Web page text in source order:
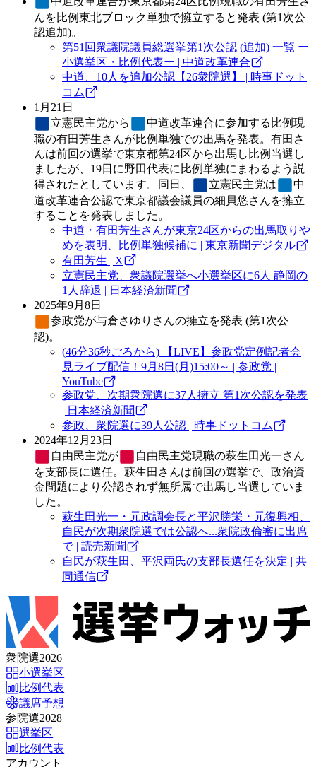
んを比例東北ブロック単独で擁立すると発表 (第1次公
認追加)。
第51回衆議院議員総選挙第1次公認 (追加) 一覧 ー
小選挙区・比例代表ー | 中道改革連合
中道、10人を追加公認【26衆院選】 | 時事ドット
コム
1月21日
立憲民主党から 中道改革連合に参加する比例現
職の有田芳生さんが比例単独での出馬を発表。有田さ
んは前回の選挙で東京都第24区から出馬し比例当選し
ましたが、19日に野田代表に比例単独にまわるよう説
得されたとしています。同日、
立憲民主党は
中
道改革連合公認で東京都議会議員の細貝悠さんを擁立
することを発表しました。
中道・有田芳生さんが東京24区からの出馬取りや
めを表明、比例単独候補に | 東京新聞デジタル
有田芳生 | X
立憲民主党、衆議院選挙へ小選挙区に6人 静岡の
1人辞退 | 日本経済新聞
2025年9月8日
参政党が与倉さゆりさんの擁立を発表 (第1次公
認)。
(46分36秒ごろから) 【LIVE】参政党定例記者会
見ライブ配信！9月8日(月)15:00～ | 参政党 |
YouTube
参政党、次期衆院選に37人擁立 第1次公認を発表
| 日本経済新聞
参政、衆院選に39人公認 | 時事ドットコム
2024年12月23日
自由民主党が 自由民主党現職の萩生田光一さん
を支部長に選任。萩生田さんは前回の選挙で、政治資
金問題により公認されず無所属で出馬し当選していま
した。
萩生田光一・元政調会長と平沢勝栄・元復興相、
自民が次期衆院選では公認へ...衆院政倫審に出席
で | 読売新聞
自民が萩生田、平沢両氏の支部長選任を決定 | 共
同通信
衆院選2026
小選挙区
比例代表
議席予想
参院選2028
選挙区
比例代表
アカウント